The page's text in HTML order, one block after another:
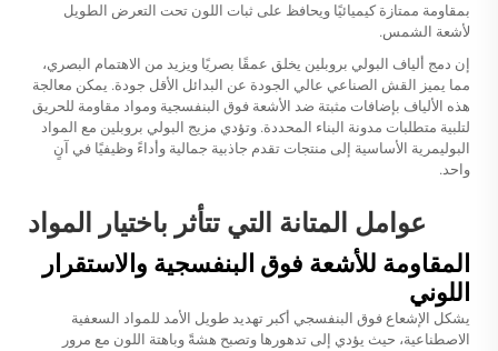
بمقاومة ممتازة كيميائيًا ويحافظ على ثبات اللون تحت التعرض الطويل
لأشعة الشمس.
إن دمج ألياف البولي بروبلين يخلق عمقًا بصريًا ويزيد من الاهتمام البصري،
مما يميز القش الصناعي عالي الجودة عن البدائل الأقل جودة. يمكن معالجة
هذه الألياف بإضافات مثبتة ضد الأشعة فوق البنفسجية ومواد مقاومة للحريق
لتلبية متطلبات مدونة البناء المحددة. وتؤدي مزيج البولي بروبلين مع المواد
البوليمرية الأساسية إلى منتجات تقدم جاذبية جمالية وأداءً وظيفيًا في آنٍ
واحد.
عوامل المتانة التي تتأثر باختيار المواد
المقاومة للأشعة فوق البنفسجية والاستقرار
اللوني
يشكل الإشعاع فوق البنفسجي أكبر تهديد طويل الأمد للمواد السعفية
الاصطناعية، حيث يؤدي إلى تدهورها وتصبح هشةً وباهتة اللون مع مرور